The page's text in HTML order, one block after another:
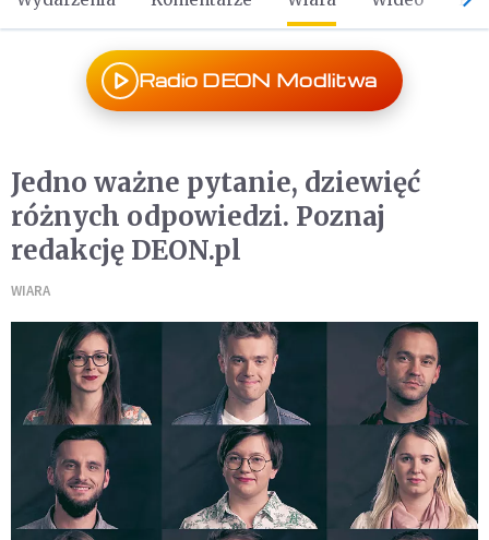
Radio DEON Modlitwa
Jedno ważne pytanie, dziewięć
różnych odpowiedzi. Poznaj
redakcję DEON.pl
WIARA